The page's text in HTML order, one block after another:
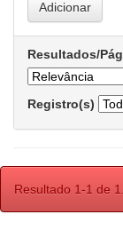
Resultados/
Registro(s)
Resultado 1-1 de 1.